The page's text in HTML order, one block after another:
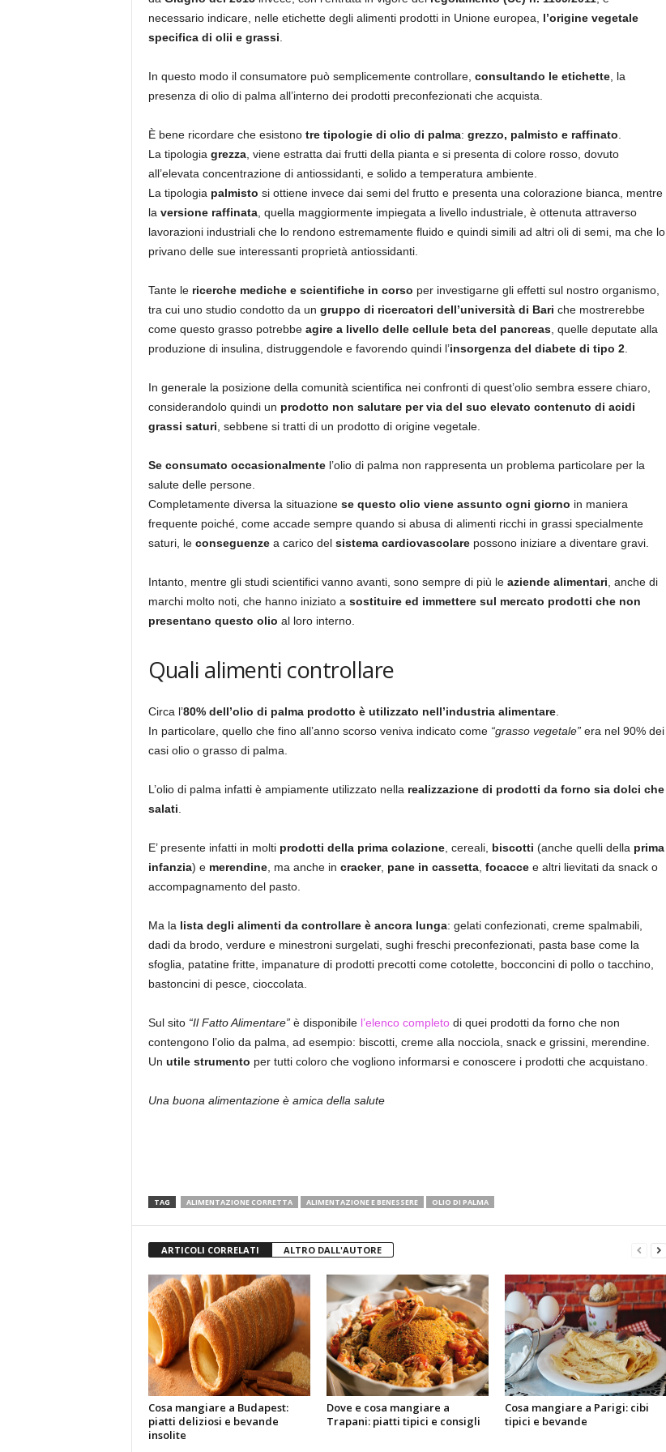
necessario indicare, nelle etichette degli alimenti prodotti in Unione europea, l’origine vegetale
specifica di olii e grassi
In questo modo il consumatore può semplicemente controllare, consultando le etichette, la
presenza di olio di palma all’interno dei prodotti preconfezionati che acquista.
È bene ricordare che esistono tre tipologie di olio di palma: grezzo, palmisto e raffinato
La tipologia grezza, viene estratta dai frutti della pianta e si presenta di colore rosso, dovuto
all’elevata concentrazione di antiossidanti, e solido a temperatura ambiente.
La tipologia palmisto si ottiene invece dai semi del frutto e presenta una colorazione bianca, mentre
la versione raffinata, quella maggiormente impiegata a livello industriale, è ottenuta attraverso
lavorazioni industriali che lo rendono estremamente fluido e quindi simili ad altri oli di semi, ma che lo
privano delle sue interessanti proprietà antiossidanti.
Tante le ricerche mediche e scientifiche in corso per investigarne gli effetti sul nostro organismo,
tra cui uno studio condotto da un gruppo di ricercatori dell’università di Bari che mostrerebbe
come questo grasso potrebbe agire a livello delle cellule beta del pancreas, quelle deputate alla
produzione di insulina, distruggendole e favorendo quindi l’insorgenza del diabete di tipo 2.
In generale la posizione della comunità scientifica nei confronti di quest’olio sembra essere chiaro,
considerandolo quindi un prodotto non salutare per via del suo elevato contenuto di acidi
grassi saturi , sebbene si tratti di un prodotto di origine vegetale.
Se consumato occasionalmente l’olio di palma non rappresenta un problema particolare per la
salute delle persone.
Completamente diversa la situazione se questo olio viene assunto ogni giorno in maniera
frequente poiché, come accade sempre quando si abusa di alimenti ricchi in grassi specialmente
saturi, le conseguenzea carico del sistema cardiovascolarepossono iniziare a diventare gravi.
Intanto, mentre gli studi scientifici vanno avanti, sono sempre di più le aziende alimentari , anche di
marchi molto noti, che hanno iniziato a sostituire ed immettere sul mercato prodotti che non
presentano questo olio al loro interno.
Quali alimenti controllare
Circa l’80% dell’olio di palma prodotto è utilizzato nell’industria alimentare.
In particolare, quello che fino all’anno scorso veniva indicato come “grasso vegetale”era nel 90% dei
casi olio o grasso di palma.
L’olio di palma infatti è ampiamente utilizzato nella realizzazione di prodotti da forno sia dolci che
salati
E’ presente infatti in molti prodotti della prima colazione, cereali, biscotti (anche quelli della prima
infanzia) e merendine, ma anche in cracker, pane in cassetta, focaccee altri lievitati da snack o
accompagnamento del pasto.
Ma la lista degli alimenti da controllare è ancora lunga: gelati confezionati, creme spalmabili,
dadi da brodo, verdure e minestroni surgelati, sughi freschi preconfezionati, pasta base come la
sfoglia, patatine fritte, impanature di prodotti precotti come cotolette, bocconcini di pollo o tacchino,
bastoncini di pesce, cioccolata.
Sul sito “Il Fatto Alimentare”è disponibile l’elenco completodi quei prodotti da forno che non
contengono l’olio da palma, ad esempio: biscotti, creme alla nocciola, snack e grissini, merendine.
Un utile strumento per tutti coloro che vogliono informarsi e conoscere i prodotti che acquistano.
Una buona alimentazione è amica della salute
TAG ALIMENTAZIONE CORRETTA ALIMENTAZIONE E BENESSERE OLIO DI PALMA
ARTICOLI CORRELATI ALTRO DALL'AUTORE
Cosa mangiare a Budapest:
piatti deliziosi e bevande
insolite
Dove e cosa mangiare a
Trapani: piatti tipici e consigli
Cosa mangiare a Parigi: cibi
tipici e bevande